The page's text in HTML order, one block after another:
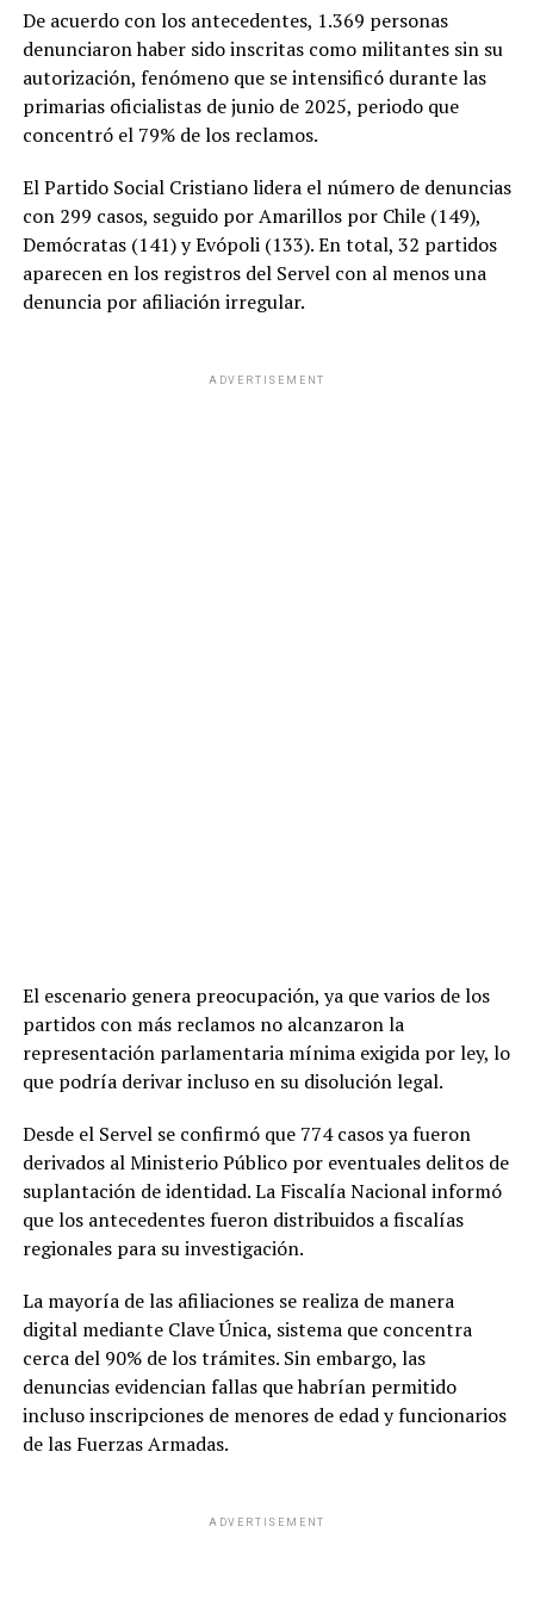
De acuerdo con los antecedentes, 1.369 personas
denunciaron haber sido inscritas como militantes sin su
autorización, fenómeno que se intensificó durante las
primarias oficialistas de junio de 2025, periodo que
concentró el 79% de los reclamos.
El Partido Social Cristiano lidera el número de denuncias
con 299 casos, seguido por Amarillos por Chile (149),
Demócratas (141) y Evópoli (133). En total, 32 partidos
aparecen en los registros del Servel con al menos una
denuncia por afiliación irregular.
ADVERTISEMENT
El escenario genera preocupación, ya que varios de los
partidos con más reclamos no alcanzaron la
representación parlamentaria mínima exigida por ley, lo
que podría derivar incluso en su disolución legal.
Desde el Servel se confirmó que 774 casos ya fueron
derivados al Ministerio Público por eventuales delitos de
suplantación de identidad. La Fiscalía Nacional informó
que los antecedentes fueron distribuidos a fiscalías
regionales para su investigación.
La mayoría de las afiliaciones se realiza de manera
digital mediante Clave Única, sistema que concentra
cerca del 90% de los trámites. Sin embargo, las
denuncias evidencian fallas que habrían permitido
incluso inscripciones de menores de edad y funcionarios
de las Fuerzas Armadas.
ADVERTISEMENT